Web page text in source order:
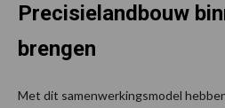
Precisielandbouw
brengen
Met dit samenwerkingsmodel